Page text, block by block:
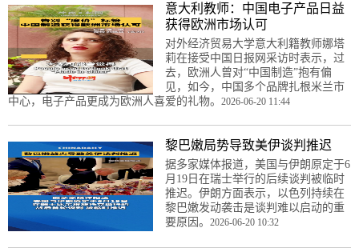
意大利教师：中国电子产品日益
获得欧洲市场认可
对外经济贸易大学意大利籍教师娜塔
莉在接受中国日报网采访时表示，过
去，欧洲人曾对“中国制造”抱有偏
见，如今，中国多个品牌扎根米兰市
中心，电子产品更成为欧洲人喜爱的礼物。 2026-06-20 11:44
黎巴嫩局势导致美伊谈判推迟
据多家媒体报道，美国与伊朗原定于6
月19日在瑞士举行的后续谈判被临时
推迟。伊朗方面表示，以色列持续在
黎巴嫩发动袭击是谈判难以启动的重
要原因。 2026-06-20 10:32